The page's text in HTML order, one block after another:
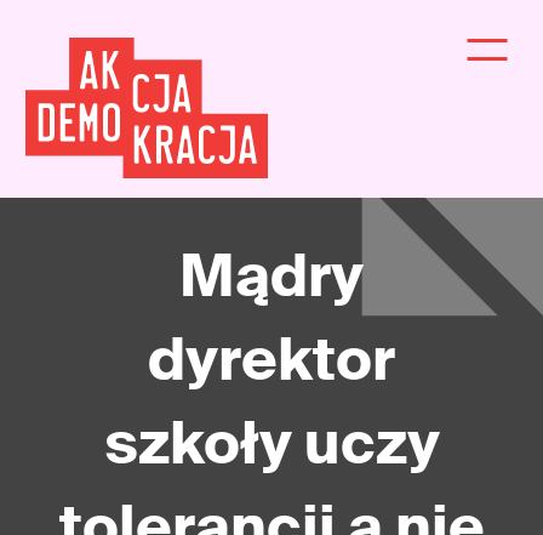
Mądry
dyrektor
szkoły uczy